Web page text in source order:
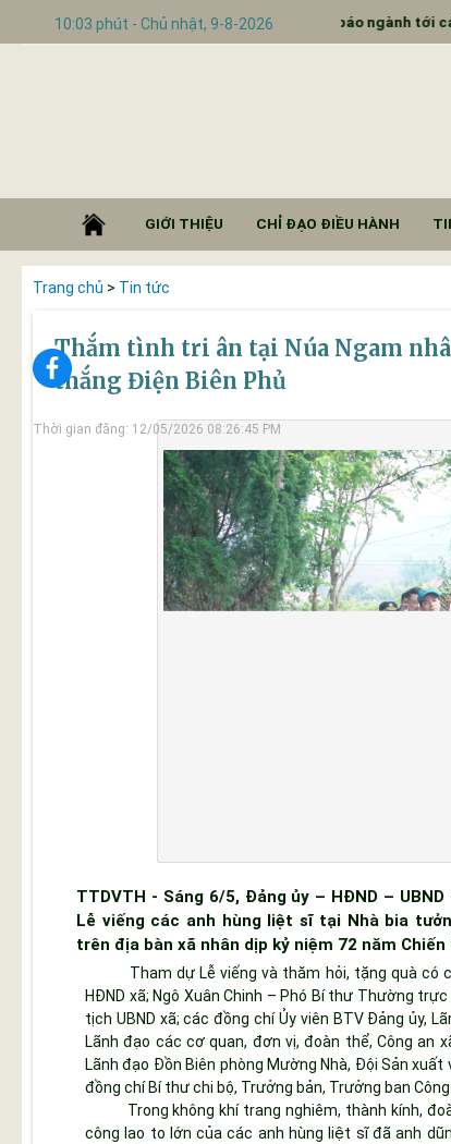
10:03 phút - Chủ nhật, 9-8-2026
Đẩy mạnh truyền thông đưa báo ngành tới các đơn vị
GIỚI THIỆU CHỈ ĐẠO ĐIỀU HÀNH
Trang chủ > Tin tức
Thắm tình tri ân tại Núa Ngam
thắng Điện Biên Phủ
Thời gian đăng: 12/05/2026 08:26:45 PM
TTDVTH - Sáng 6/5, Đảng ủy – HĐND –
Lễ viếng các anh hùng liệt sĩ tại Nhà bia
trên địa bàn xã nhân dịp kỷ niệm 72 năm
Tham dự Lễ viếng và thăm hỏi, tặng quà có
HĐND xã; Ngô Xuân Chinh – Phó Bí thư Thường
tịch UBND xã; các đồng chí Ủy viên BTV Đảng ủy,
Lãnh đạo các cơ quan, đơn vị, đoàn thể, Công an
Lãnh đạo Đồn Biên phòng Mường Nhà, Đội Sản
đồng chí Bí thư chi bộ, Trưởng bản, Trưởng ban
Trong không khí trang nghiêm, thành kính,
công lao to lớn của các anh hùng liệt sĩ đã anh